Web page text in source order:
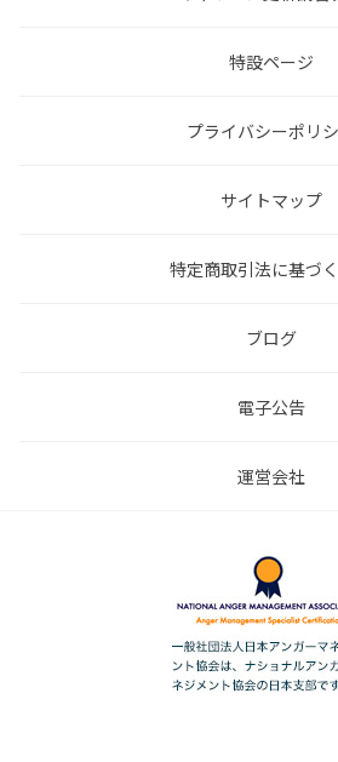
特設ページ
プライバシーポリ
サイトマップ
特定商取引法に基づ
ブログ
電子公告
運営会社